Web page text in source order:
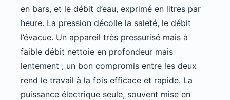
en bars, et le débit d’eau, exprimé en litres par
heure. La pression décolle la saleté, le débit
l’évacue. Un appareil très pressurisé mais à
faible débit nettoie en profondeur mais
lentement ; un bon compromis entre les deux
rend le travail à la fois efficace et rapide. La
puissance électrique seule, souvent mise en